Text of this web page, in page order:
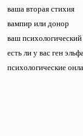
ваша вторая стихия
вампир или донор
ваш психологический
есть ли у вас ген
психологические